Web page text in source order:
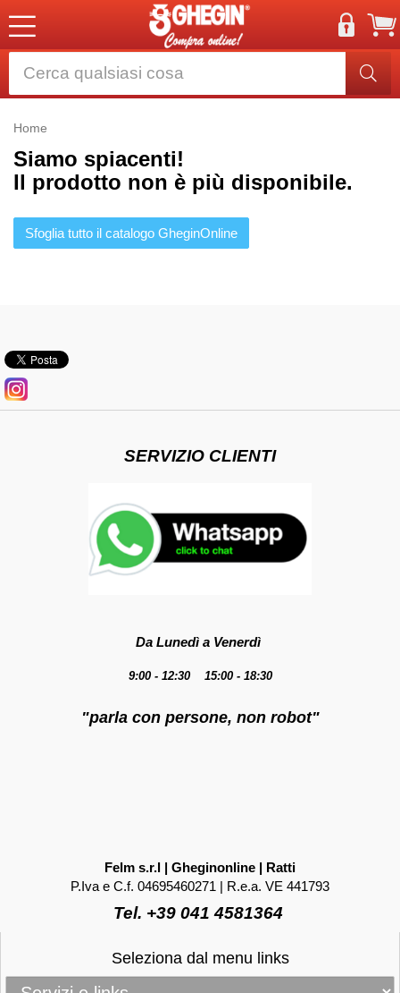
Home
Siamo spiacenti!
Il prodotto non è più disponibile.
Sfoglia tutto il catalogo GheginOnline
SERVIZIO CLIENTI
Da Lunedì a Venerdì
9:00 - 12:30 15:00 - 18:30
"parla con persone, non robot"
Felm s.r.l | Gheginonline | Ratti
P.Iva e C.f. 04695460271 | R.e.a. VE 441793
Tel. +39 041 4581364
Seleziona dal menu links